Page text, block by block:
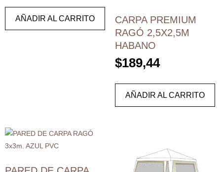
AÑADIR AL CARRITO
CARPA PREMIUM
RAGÓ 2,5X2,5M
HABANO
$189,44
AÑADIR AL CARRITO